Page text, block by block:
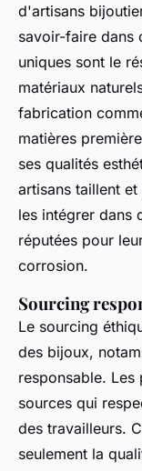
d'artisans
savoir-faire dans
uniques sont le
matériaux
fabrication
matières
ses qualités
artisans taillent
les intégrer dans
réputées pour
corrosion.
Sourcing
Le sourcing
des bijoux,
responsable. Les
sources qui
des travailleurs.
seulement la